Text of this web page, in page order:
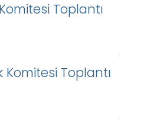
Toplantı
Komitesi Toplantı